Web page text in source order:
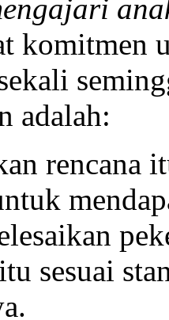
komitmen
adalah:
rencana
sesuai